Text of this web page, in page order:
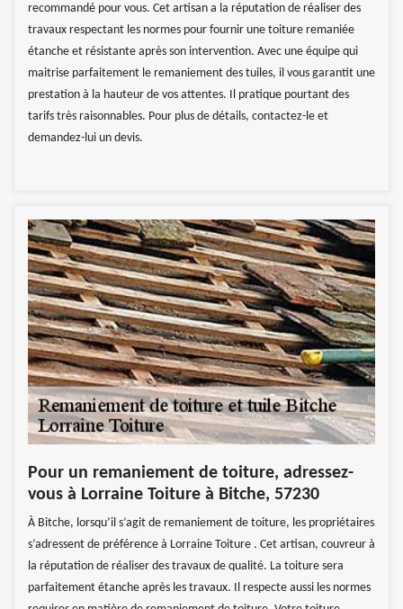
recommandé pour vous. Cet artisan a la réputation de réaliser des
travaux respectant les normes pour fournir une toiture remaniée
étanche et résistante après son intervention. Avec une équipe qui
maitrise parfaitement le remaniement des tuiles, il vous garantit une
prestation à la hauteur de vos attentes. Il pratique pourtant des
tarifs très raisonnables. Pour plus de détails, contactez-le et
demandez-lui un devis.
Pour un remaniement de toiture, adressez-
vous à Lorraine Toiture à Bitche, 57230
À Bitche, lorsqu’il s’agit de remaniement de toiture, les propriétaires
s’adressent de préférence à Lorraine Toiture . Cet artisan, couvreur à
la réputation de réaliser des travaux de qualité. La toiture sera
parfaitement étanche après les travaux. Il respecte aussi les normes